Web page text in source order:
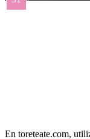
En toreteate.com,